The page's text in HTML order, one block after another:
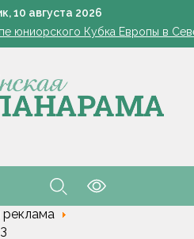
10 августа 2026
фронта 6 августа повреждены
юниорского Кубка Европы в
чтобы в следующем году
чесночную грядку в
фронта 6 августа повреждены
чтобы в следующем году
реклама